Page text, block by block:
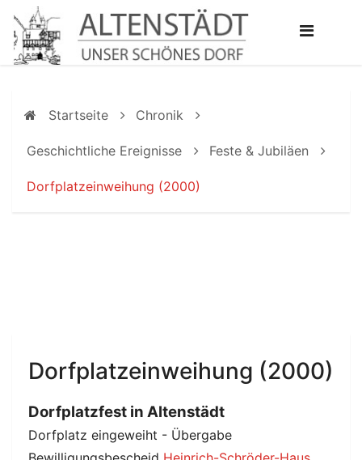
Startseite Chronik
Geschichtliche Ereignisse Feste & Jubiläen
Dorfplatzeinweihung (2000)
Dorfplatzeinweihung (2000)
Dorfplatzfest in Altenstädt
Dorfplatz eingeweiht - Übergabe